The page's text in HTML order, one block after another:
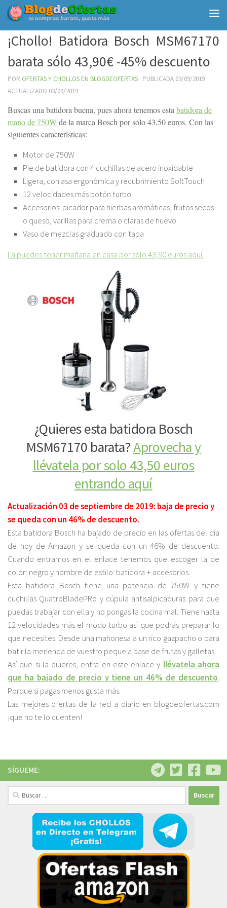
Debajo del contenido
¡Chollo! Batidora Bosch MSM67170
barata sólo 43,90€ -45% descuento
POR OFERTAS Y CHOLLOS EN BLOGDEOFERTAS · PUBLICADA 03/09/2019 ·
ACTUALIZADO 03/09/2019
Buscas una batidora buena, pues ahora tenemos esta batidora de
mano de 750Wde la marca Bosch por sólo 43,50 euros. Con las
siguientes características:
Motor de 750W
Pie de batidora con 4 cuchillas de acero inoxidable
Ligera, con asa ergonómica y recubrimiento SoftTouch
12 velocidades más botón turbo
Accesorios: picador para hierbas aromáticas, frutos secos
o queso, varillas para crema o claras de huevo
Vaso de mezclas graduado con tapa
La puedes tener mañana en casa por sólo 43,90 euros aquí.
¿Quieres esta batidora Bosch
MSM67170 barata?Aprovecha y
llévatela por solo 43,50 euros
entrando aquí
Actualización 03 de septiembre de 2019: baja de precio y
se queda con un 46% de descuento.
Esta batidora Bosch ha bajado de precio en las ofertas del día
de hoy de Amazon y se queda con un 46% de descuento.
Cuando entramos en el enlace tenemos que escoger la de
color: negro y nombre de estilo: batidora + accesorios.
Esta batidora Bosch tiene una potencia de 750W y tiene
cuchillas QuatroBladePRo y cúpula antisalpicaduras para que
puedas trabajar con ella y no pongas la cocina mal. Tiene hasta
12 velocidades más el modo turbo así que podrás preparar lo
que necesites. Desde una mahonesa a un rico gazpacho o para
batir la merienda de vuestro peque a base de frutas y galletas.
Así que si la quieres, entra en este enlace y llévatela ahora
que ha bajado de precio y tiene un 46% de descuento.
Porque si pagas menos gusta más.
Las mejores ofertas de la red a diario en blogdeofertas.com
¡que no te lo cuenten!
SÍGUEME:
Buscar: